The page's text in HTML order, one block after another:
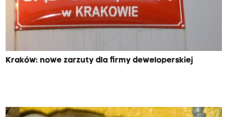
Kraków: nowe zarzuty dla firmy deweloperskiej